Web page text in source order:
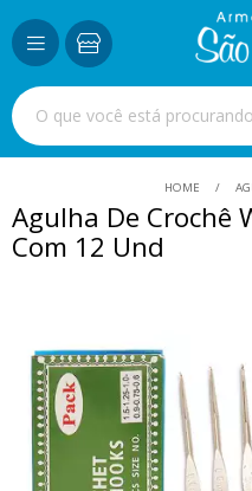
HOME
Agulha De Crochê
Com 12 Und